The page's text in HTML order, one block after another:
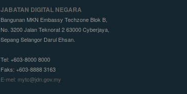
JABATAN DIGITAL NEGARA
Bangunan MKN Embassy Techzone Blok B,
No. 3200 Jalan Teknorat 2 63000 Cyberjaya,
Sepang Selangor Darul Ehsan.
Tel: +603-8000 8000
Faks: +603-8888 3163
E-mel: mytc@jdn.gov.my